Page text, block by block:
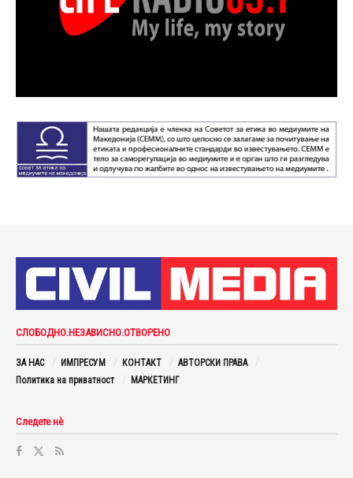
СЛОБОДНО.НЕЗАВИСНО.ОТВОРЕНО
ЗА НАС ИМПРЕСУМ КОНТАКТ
АВТОРСКИ ПРАВА
Политика на приватност
МАРКЕТИНГ
Следете нè